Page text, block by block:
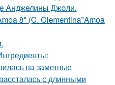
Анджелины Джоли.
8" (C. Clementina"Amoa
на заметные
с длинными